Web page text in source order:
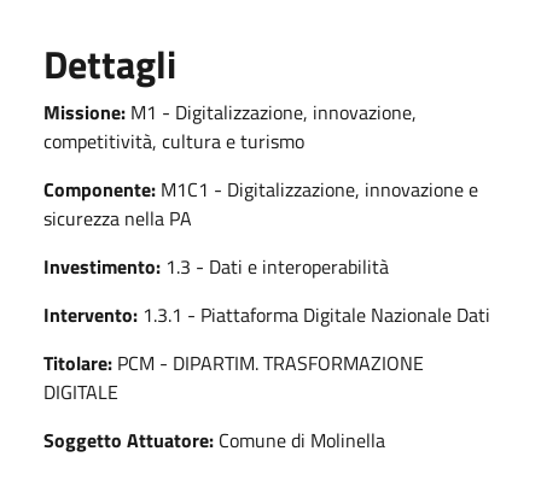
Dettagli
Missione: M1 - Digitalizzazione, innovazione,
competitività, cultura e turismo
Componente: M1C1 - Digitalizzazione, innovazione e
sicurezza nella PA
Investimento: 1.3 - Dati e interoperabilità
Intervento: 1.3.1 - Piattaforma Digitale Nazionale Dati
Titolare: PCM - DIPARTIM. TRASFORMAZIONE
DIGITALE
Soggetto Attuatore: Comune di Molinella